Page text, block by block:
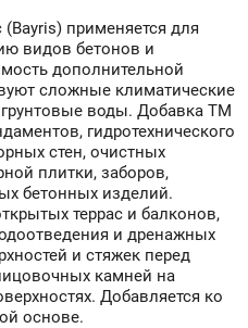
применяется для
видов бетонов и
дополнительной
сложные климатические
воды. Добавка ТМ
гидротехнического
стен, очистных
плитки, заборов,
бетонных изделий.
террас и балконов,
и дренажных
и стяжек перед
камней на
Добавляется ко
основе.